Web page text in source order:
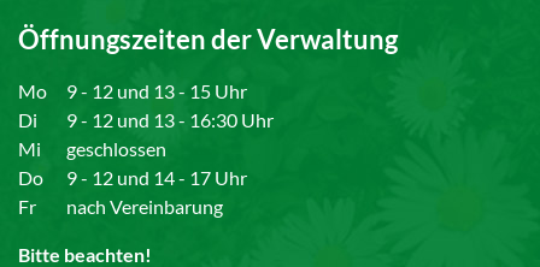
Öffnungszeiten der Verwaltung
Mo
9 - 12 und 13 - 15 Uhr
Di
9 - 12 und 13 - 16:30 Uhr
Mi
geschlossen
Do
9 - 12 und 14 - 17 Uhr
Fr
nach Vereinbarung
Bitte beachten!